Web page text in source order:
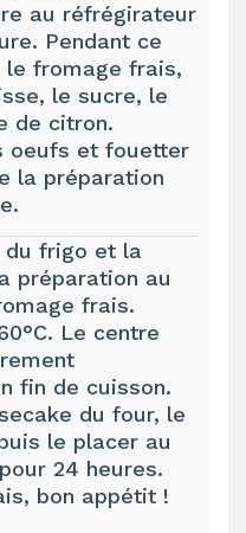
au réfrégirateur
Pendant ce
fromage frais,
le sucre, le
de citron.
oeufs et fouetter
la préparation
du frigo et la
préparation au
frais.
Le centre
fin de cuisson.
du four, le
le placer au
24 heures.
bon appétit !